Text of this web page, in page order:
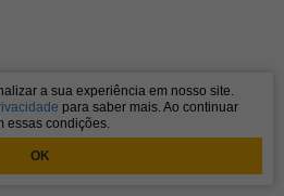
a sua experiência em nosso site.
para saber mais. Ao continuar
essas condições.
OK